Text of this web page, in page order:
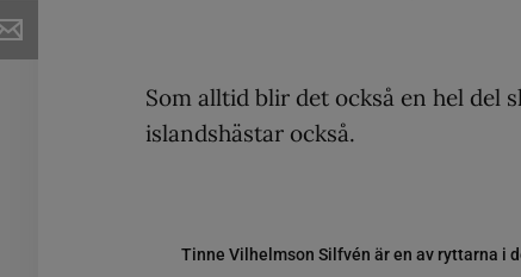
Som alltid blir det också en hel del
islandshästar också.
Tinne Vilhelmson Silfvén är en av ryttarna i